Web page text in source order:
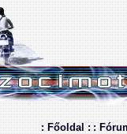
: Főoldal : :